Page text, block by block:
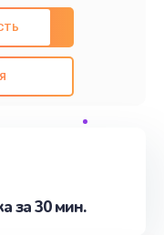
ремонт с
компонентов, а
- предоставить
потребности
записаться на
за 30 мин.